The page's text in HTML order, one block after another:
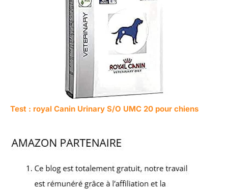
Test : royal Canin Urinary S/O UMC 20 pour chiens